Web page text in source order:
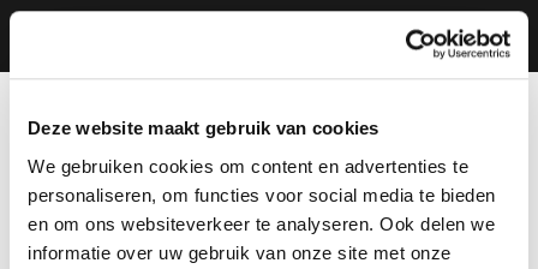
Deze website maakt gebruik van cookies
We gebruiken cookies om content en advertenties te
personaliseren, om functies voor social media te bieden
en om ons websiteverkeer te analyseren. Ook delen we
informatie over uw gebruik van onze site met onze